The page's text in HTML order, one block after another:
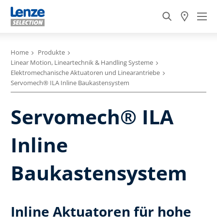
Home
Produkte
Linear Motion, Lineartechnik & Handling Systeme
Elektromechanische Aktuatoren und Linearantriebe
Servomech® ILA Inline Baukastensystem
Servomech® ILA
Inline
Baukastensystem
Inline Aktuatoren für hohe